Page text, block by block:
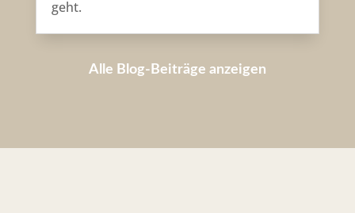
geht.
Alle Blog-Beiträge anzeigen